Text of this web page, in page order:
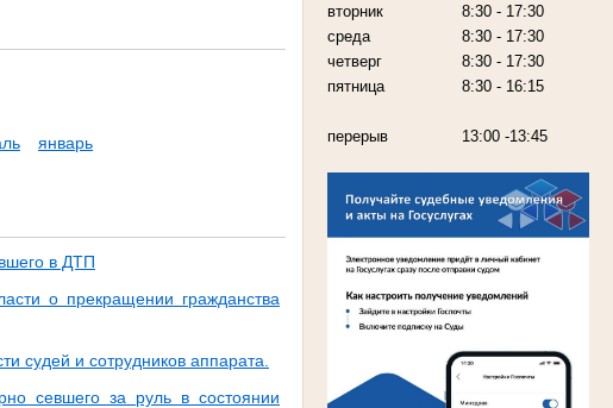
вторник
среда
четверг
пятница
перерыв
8:30 - 17:30
8:30 - 17:30
8:30 - 17:30
8:30 - 16:15
13:00 -13:45
январь
в ДТП
о прекращении гражданства
судей и сотрудников аппарата.
севшего за руль в состоянии